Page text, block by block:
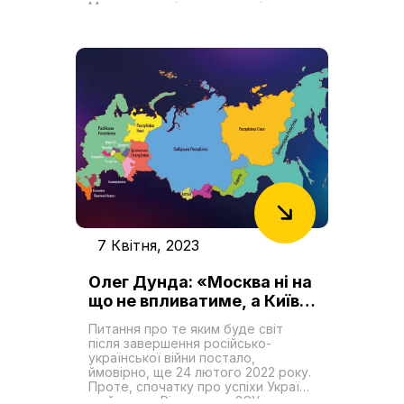
Минуло вже півтора року після
молдавського суспільства щодо
7 Квітня, 2023
Олег Дунда: «Москва ні на
що не впливатиме, а Київ
притягуватиме до себе
ось ці нові держави»
Питання про те яким буде світ
після завершення російсько-
української війни постало,
ймовірно, ще 24 лютого 2022 року.
Проте, спочатку про успіхи України
не йшлось. Рік по тому ЗСУ